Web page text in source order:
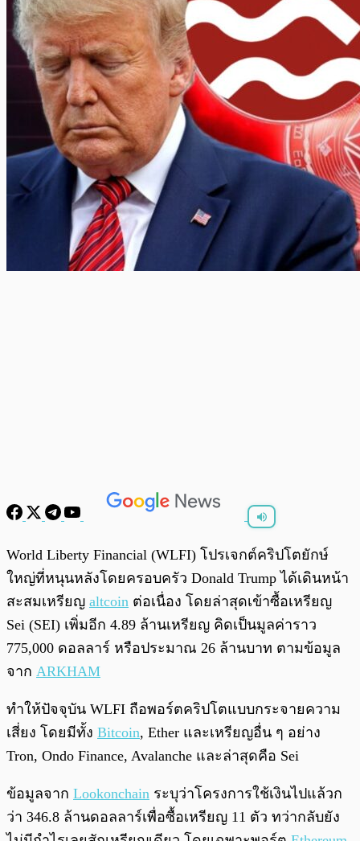
0:00/ 0:00
World Liberty Financial (WLFI) โปรเจกต์คริปโตยักษ์
ใหญ่ที่หนุนหลังโดยครอบครัว Donald Trump ได้เดินหน้า
สะสมเหรียญ altcoin ต่อเนื่อง โดยล่าสุดเข้าซื้อเหรียญ
Sei (SEI) เพิ่มอีก 4.89 ล้านเหรียญ คิดเป็นมูลค่าราว
775,000 ดอลลาร์ หรือประมาณ 26 ล้านบาท ตามข้อมูล
จาก ARKHAM
ทำให้ปัจจุบัน WLFI ถือพอร์ตคริปโตแบบกระจายความ
เสี่ยง โดยมีทั้ง Bitcoin, Ether และเหรียญอื่น ๆ อย่าง
Tron, Ondo Finance, Avalanche และล่าสุดคือ Sei
ข้อมูลจาก Lookonchain ระบุว่าโครงการใช้เงินไปแล้วก
ว่า 346.8 ล้านดอลลาร์เพื่อซื้อเหรียญ 11 ตัว ทว่ากลับยัง